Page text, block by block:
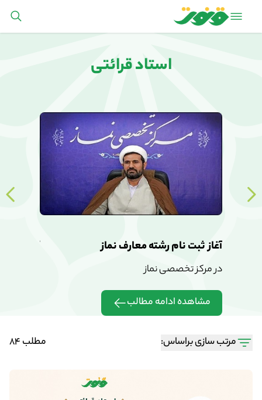
استاد قرائتی
آغاز ثبت نام رشته معارف نماز
در مرکز تخصصی نماز
مشاهده ادامه مطالب
مرتب سازی براساس: مطلب 84